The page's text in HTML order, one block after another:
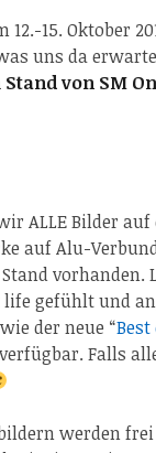
12.-15. Oktober
uns da
von SM
ALLE Bilder
auf Alu-
vorhanden.
gefühlt und
der neue “Best
Falls
werden